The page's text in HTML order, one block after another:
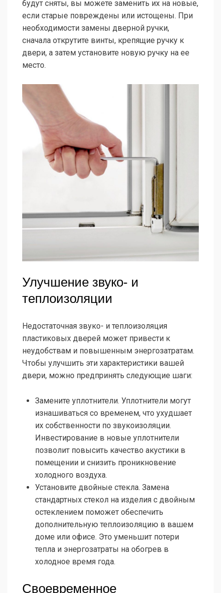
будут сняты, вы можете заменить их на новые,
если старые повреждены или истощены. При
необходимости замены дверной ручки,
сначала открутите винты, крепящие ручку к
двери, а затем установите новую ручку на ее
место.
Улучшение звуко- и
теплоизоляции
Недостаточная звуко- и теплоизоляция
пластиковых дверей может привести к
неудобствам и повышенным энергозатратам.
Чтобы улучшить эти характеристики вашей
двери, можно предпринять следующие шаги:
Замените уплотнители. Уплотнители могут
изнашиваться со временем, что ухудшает
их собственности по звукоизоляции.
Инвестирование в новые уплотнители
позволит повысить качество акустики в
помещении и снизить проникновение
холодного воздуха.
Установите двойные стекла. Замена
стандартных стекол на изделия с двойным
остеклением поможет обеспечить
дополнительную теплоизоляцию в вашем
доме или офисе. Это уменьшит потери
тепла и энергозатраты на обогрев в
холодное время года.
Своевременное